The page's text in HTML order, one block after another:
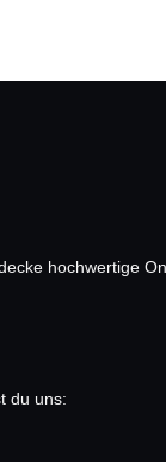
hochwertige
du uns: